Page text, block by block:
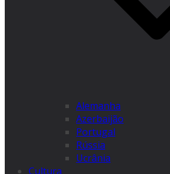
Alemanha
Azerbaijão
Portugal
Rússia
Ucrânia
Cultura